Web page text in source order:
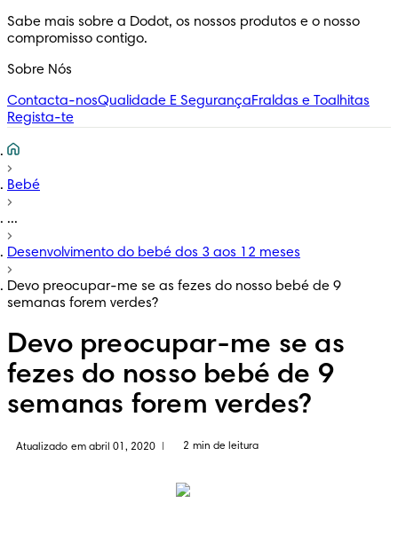
Sabe mais sobre a Dodot, os nossos produtos e o nosso
compromisso contigo.
Sobre Nós
Contacta-nosQualidade E SegurançaFraldas e Toalhitas
Regista-te
Bebé
...
Desenvolvimento do bebé dos 3 aos 12 meses
Devo preocupar-me se as fezes do nosso bebé de 9
semanas forem verdes?
Devo preocupar-me se as
fezes do nosso bebé de 9
semanas forem verdes?
Atualizado em abril 01, 2020 2 min de leitura